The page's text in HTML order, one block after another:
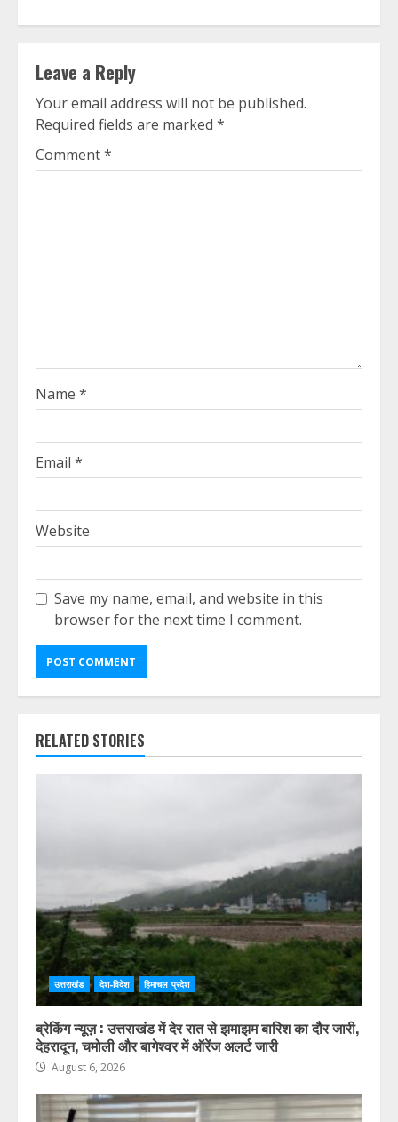
Leave a Reply
Your email address will not be published.
Required fields are marked *
Comment*
Name *
Email *
Website
Save my name, email, and website in this
browser for the next time I comment.
RELATED STORIES
उत्तराखंड देश-विदेश हिमाचल प्रदेश
ब्रेकिंग न्यूज़ : उत्तराखंड में देर रात से झमाझम बारिश का दौर जारी,
देहरादून, चमोली और बागेश्वर में ऑरेंज अलर्ट जारी
August 6, 2026